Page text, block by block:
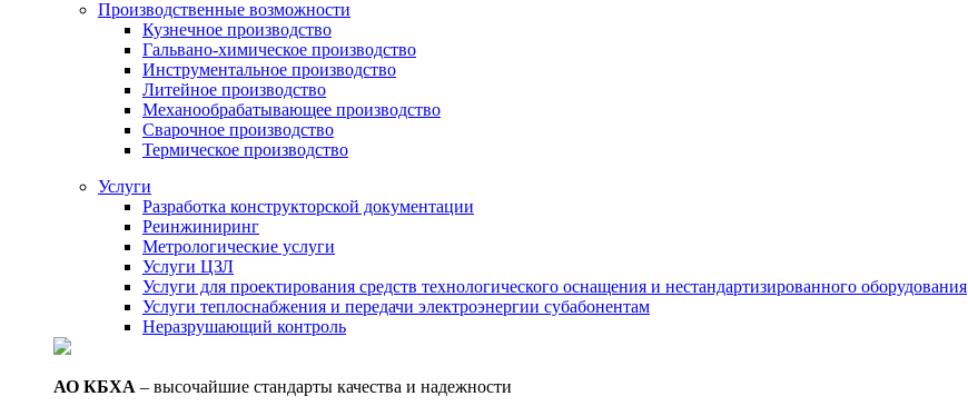
Производственные возможности
Кузнечное производство
Гальвано-химическое производство
Инструментальное производство
Литейное производство
Механообрабатывающее производство
Сварочное производство
Термическое производство
Услуги
Разработка конструкторской документации
Реинжиниринг
Метрологические услуги
Услуги ЦЗЛ
Услуги для проектирования средств технологического оснащения и нестандартизированного оборудования
Услуги теплоснабжения и передачи электроэнергии субабонентам
Неразрушающий контроль
АО КБХА – высочайшие стандарты качества и надежности